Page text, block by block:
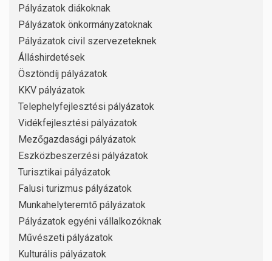
Pályázatok diákoknak
Pályázatok önkormányzatoknak
Pályázatok civil szervezeteknek
Álláshirdetések
Ösztöndíj pályázatok
KKV pályázatok
Telephelyfejlesztési pályázatok
Vidékfejlesztési pályázatok
Mezőgazdasági pályázatok
Eszközbeszerzési pályázatok
Turisztikai pályázatok
Falusi turizmus pályázatok
Munkahelyteremtő pályázatok
Pályázatok egyéni vállalkozóknak
Művészeti pályázatok
Kulturális pályázatok